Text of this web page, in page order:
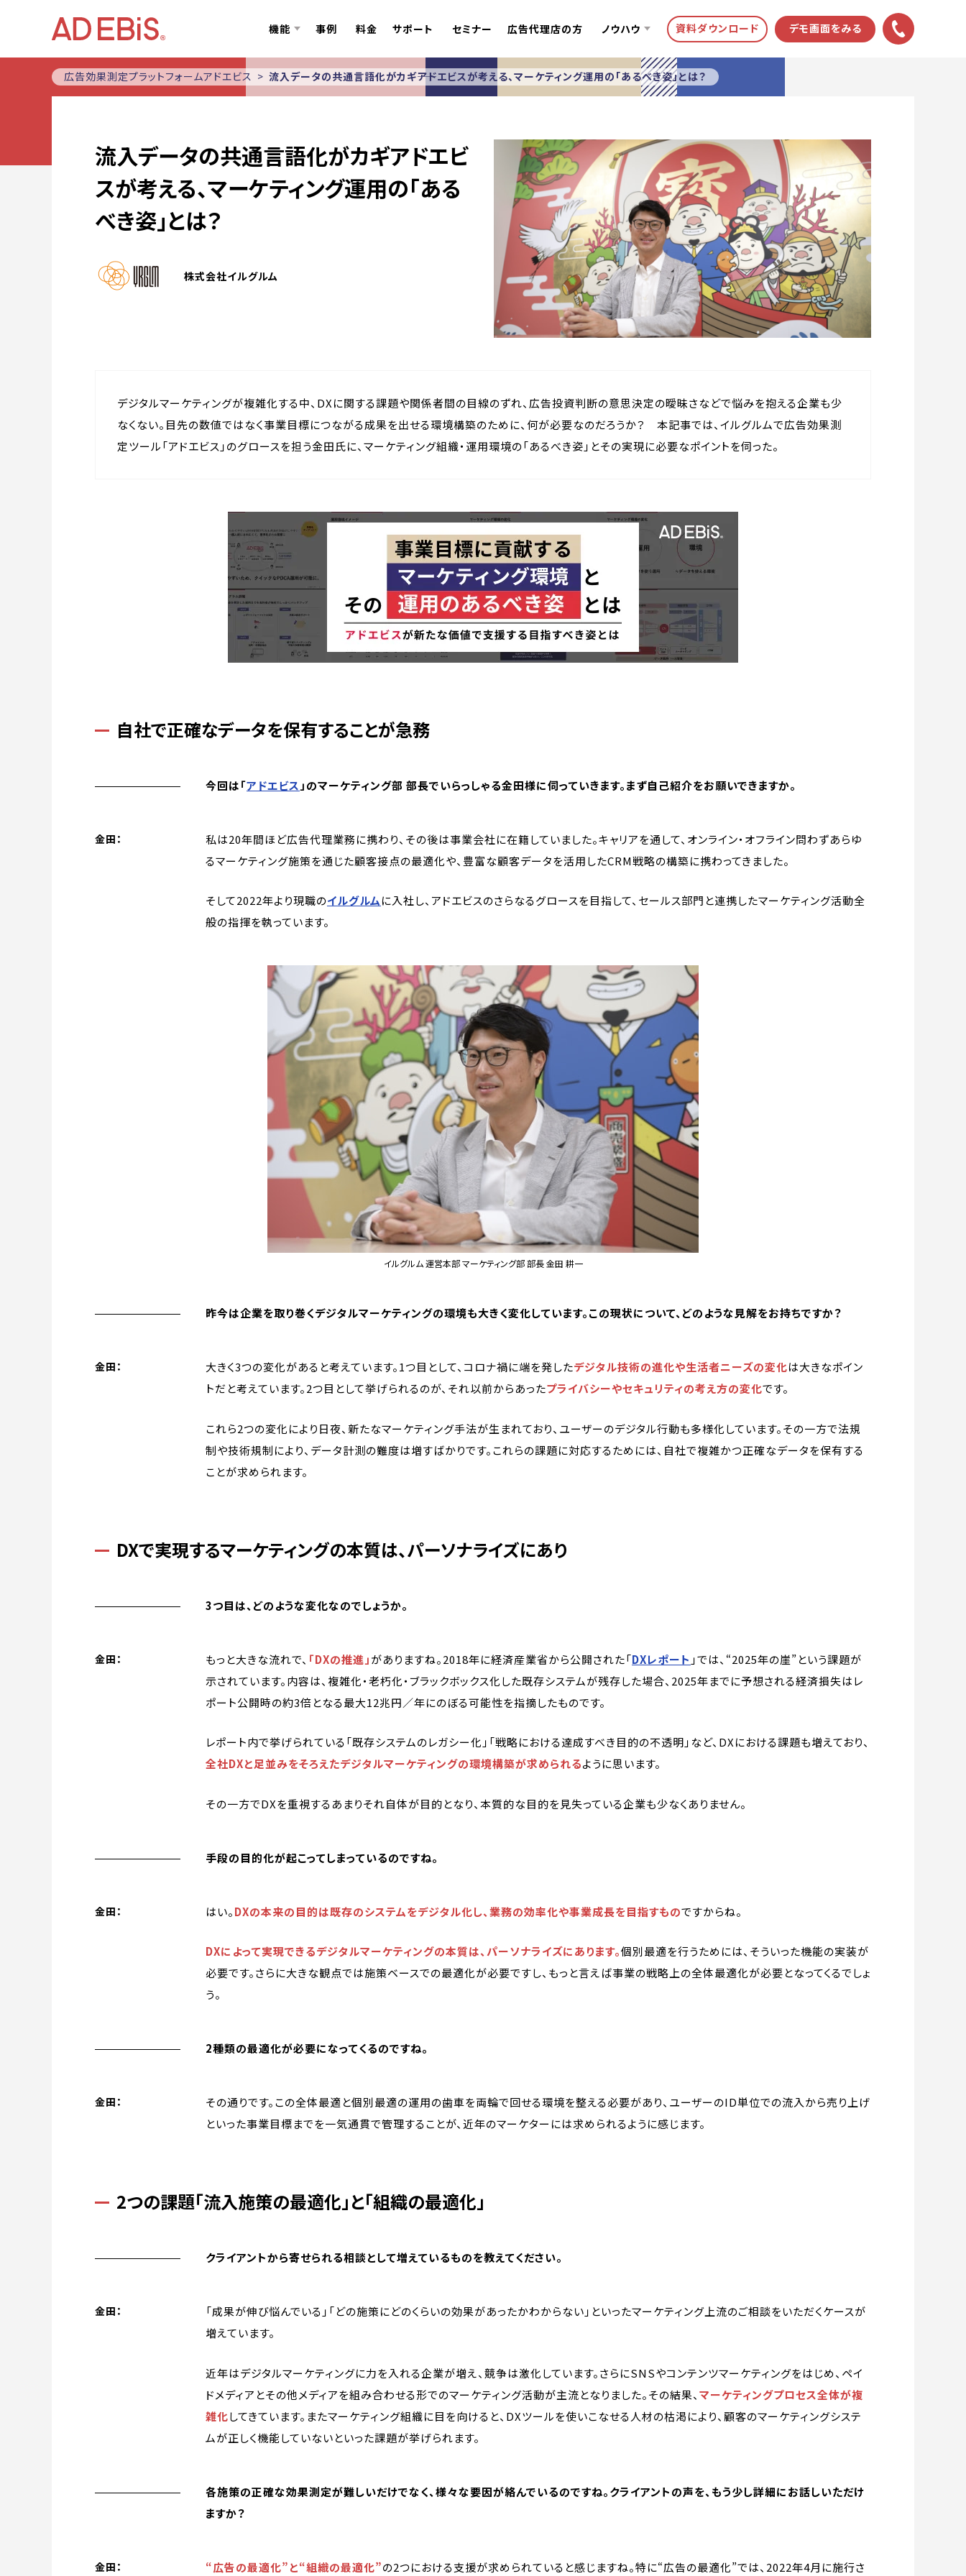
機能 事例 料金 サポート セミナー 広告代理店の方 ノウハウ 資料ダウンロード デモ画面をみる
広告効果測定プラットフォームアドエビス 流入データの共通言語化がカギ――アドエビスが考える、マーケティング運用の「あるべき姿」とは？
流入データの共通言語化がカギ――アドエビ
スが考える、マーケティング運用の「ある
べき姿」とは？
株式会社イルグルム
デジタルマーケティングが複雑化する中、DXに関する課題や関係者間の目線のずれ、広告投資判断の意思決定の曖昧さなどで悩みを抱える企業も少
なくない。目先の数値ではなく事業目標につながる成果を出せる環境構築のために、何が必要なのだろうか？ 本記事では、イルグルムで広告効果測
定ツール「アドエビス」のグロースを担う金田氏に、マーケティング組織・運用環境の「あるべき姿」とその実現に必要なポイントを伺った。
自社で正確なデータを保有することが急務
今回は「アドエビス 」のマーケティング部 部長でいらっしゃる金田様に伺っていきます。まず自己紹介をお願いできますか。
金田：
私は20年間ほど広告代理業務に携わり、その後は事業会社に在籍していました。キャリアを通して、オンライン・オフライン問わずあらゆ
るマーケティング施策を通じた顧客接点の最適化や、豊富な顧客データを活用したCRM戦略の構築に携わってきました。
そして2022年より現職のイルグルムに入社し、アドエビスのさらなるグロースを目指して、セールス部門と連携したマーケティング活動全
般の指揮を執っています。
イルグルム 運営本部 マーケティング部 部長 金田 耕一
昨今は企業を取り巻くデジタルマーケティングの環境も大きく変化しています。この現状について、どのような見解をお持ちですか？
金田： 大きく3つの変化があると考えています。1つ目として、コロナ禍に端を発したデジタル技術の進化や生活者ニーズの変化は大きなポイン
トだと考えています。2つ目として挙げられるのが、それ以前からあったプライバシーやセキュリティの考え方の変化です。
これら2つの変化により日夜、新たなマーケティング手法が生まれており、ユーザーのデジタル行動も多様化しています。その一方で法規
制や技術規制により、データ計測の難度は増すばかりです。これらの課題に対応するためには、自社で複雑かつ正確なデータを保有する
ことが求められます。
DXで実現するマーケティングの本質は、パーソナライズにあり
3つ目は、どのような変化なのでしょうか。
金田： もっと大きな流れで、 「DXの推進」がありますね。2018年に経済産業省から公開された「DXレポート 」では、“2025年の崖”という課題が
示されています。内容は、複雑化・老朽化・ブラックボックス化した既存システムが残存した場合、2025年までに予想される経済損失はレ
ポート公開時の約3倍となる最大12兆円／年にのぼる可能性を指摘したものです。
レポート内で挙げられている「既存システムのレガシー化」「戦略における達成すべき目的の不透明」など、DXにおける課題も増えており、
全社DXと足並みをそろえたデジタルマーケティングの環境構築が求められるように思います。
その一方でDXを重視するあまりそれ自体が目的となり、本質的な目的を見失っている企業も少なくありません。
手段の目的化が起こってしまっているのですね。
金田： はい。DXの本来の目的は既存のシステムをデジタル化し、業務の効率化や事業成長を目指すものですからね。
DXによって実現できるデジタルマーケティングの本質は、パーソナライズにあります。個別最適を行うためには、そういった機能の実装が
必要です。さらに大きな観点では施策ベースでの最適化が必要ですし、もっと言えば事業の戦略上の全体最適化が必要となってくるでしょ
う。
2種類の最適化が必要になってくるのですね。
金田：
その通りです。この全体最適と個別最適の運用の歯車を両輪で回せる環境を整える必要があり、ユーザーのID単位での流入から売り上げ
といった事業目標までを一気通貫で管理することが、近年のマーケターには求められるように感じます。
2つの課題「流入施策の最適化」と「組織の最適化」
クライアントから寄せられる相談として増えているものを教えてください。
金田：
「成果が伸び悩んでいる」「どの施策にどのくらいの効果があったかわからない」といったマーケティング上流のご相談をいただくケースが
増えています。
近年はデジタルマーケティングに力を入れる企業が増え、競争は激化しています。さらにSNSやコンテンツマーケティングをはじめ、ペイ
ドメディアとその他メディアを組み合わせる形でのマーケティング活動が主流となりました。その結果、 マーケティングプロセス全体が複
雑化してきています。またマーケティング組織に目を向けると、DXツールを使いこなせる人材の枯渇により、顧客のマーケティングシステ
ムが正しく機能していないといった課題が挙げられます。
各施策の正確な効果測定が難しいだけでなく、様々な要因が絡んでいるのですね。クライアントの声を、もう少し詳細にお話しいただけ
ますか？
金田： “広告の最適化”と“組織の最適化”の2つにおける支援が求められていると感じますね。特に“広告の最適化”では、2022年4月に施行さ